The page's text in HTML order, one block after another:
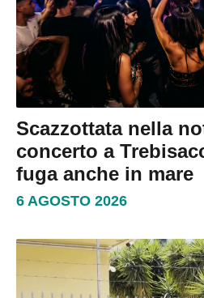
Scazzottata nella
concerto a
fuga anche in mare
6 AGOSTO 2026